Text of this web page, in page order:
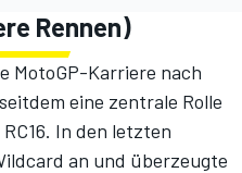
Rennen)
MotoGP-Karriere nach
eine zentrale Rolle
In den letzten
an und überzeugte